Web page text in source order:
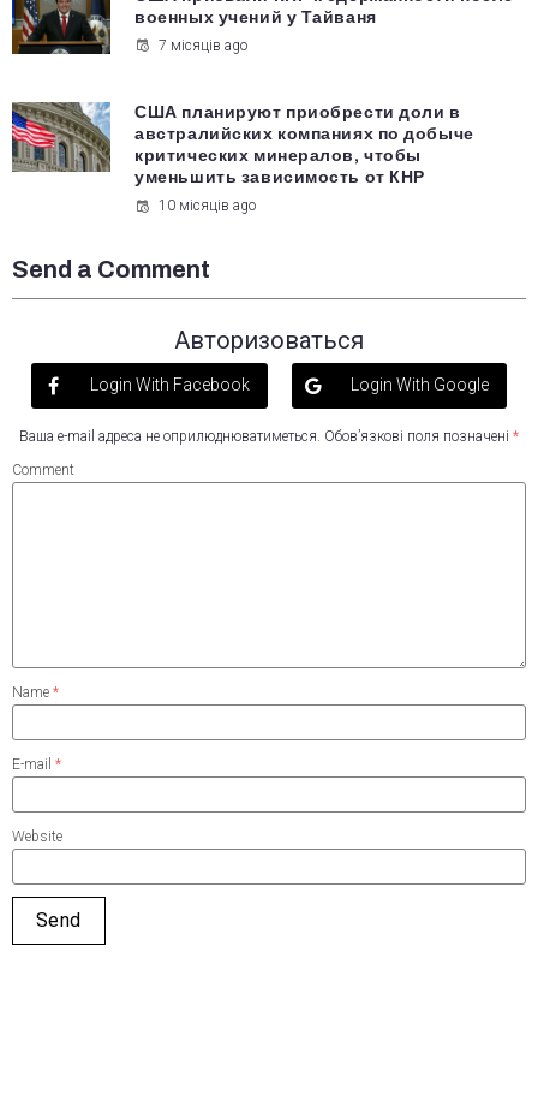
военных учений у Тайваня
7 місяців ago
США планируют приобрести доли в
австралийских компаниях по добыче
критических минералов, чтобы
уменьшить зависимость от КНР
10 місяців ago
Send a Comment
Авторизоваться
Login With Facebook Login With Google
Ваша e-mail адреса не оприлюднюватиметься. Обов’язкові поля позначені *
Comment
Name *
E-mail *
Website